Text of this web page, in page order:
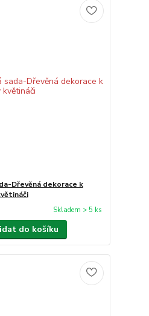
Dřevěná dekorace k
Skladem > 5 ks
do košíku